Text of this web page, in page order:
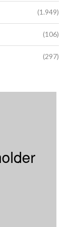
(1.949)
(106)
(297)